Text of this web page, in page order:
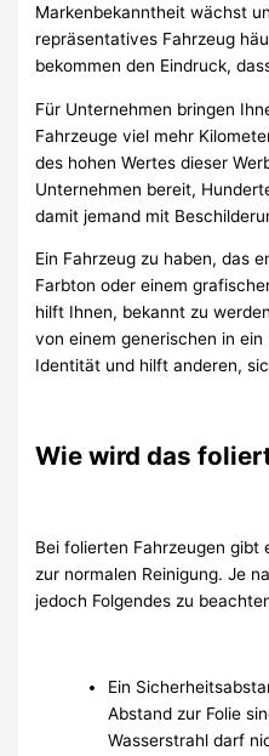
Markenbekanntheit wächst
repräsentatives Fahrzeug
bekommen den Eindruck,
Für Unternehmen bringen
Fahrzeuge viel mehr
des hohen Wertes dieser
Unternehmen bereit,
damit jemand mit
Ein Fahrzeug zu haben, das
Farbton oder einem
hilft Ihnen, bekannt zu
von einem generischen in
Identität und hilft anderen,
Wie wird das
Bei folierten Fahrzeugen gibt
zur normalen Reinigung. Je
jedoch Folgendes zu
Ein
Abstand zur Folie
Wasserstrahl darf